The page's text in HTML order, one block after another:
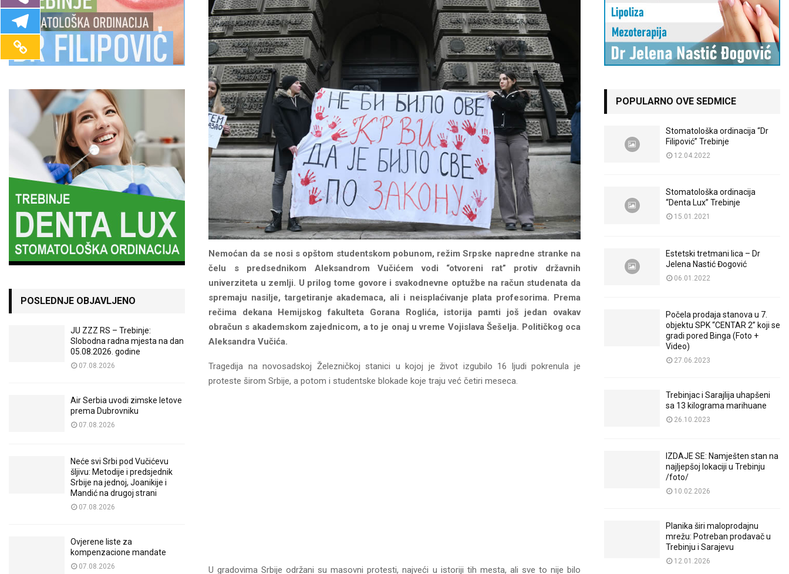
Nemoćan da se nosi s opštom studentskom pobunom, režim Srpske napredne stranke na
čelu s predsednikom Aleksandrom Vučićem vodi “otvoreni rat” protiv državnih
univerziteta u zemlji. U prilog tome govore i svakodnevne optužbe na račun studenata da
spremaju nasilje, targetiranje akademaca, ali i neisplaćivanje plata profesorima. Prema
rečima dekana Hemijskog fakulteta Gorana Roglića, istorija pamti još jedan ovakav
obračun s akademskom zajednicom, a to je onaj u vreme Vojislava Šešelja. Političkog oca
Aleksandra Vučića.
Tragedija na novosadskoj Železničkoj stanici u kojoj je život izgubilo 16 ljudi pokrenula je
proteste širom Srbije, a potom i studentske blokade koje traju već četiri meseca.
U gradovima Srbije održani su masovni protesti, najveći u istoriji tih mesta, ali sve to nije bilo
POSLEDNJE OBJAVLJENO
JU ZZZ RS – Trebinje:
Slobodna radna mjesta na dan
05.08.2026. godine
07.08.2026
Air Serbia uvodi zimske letove
prema Dubrovniku
07.08.2026
Neće svi Srbi pod Vučićevu
šljivu: Metodije i predsjednik
Srbije na jednoj, Joanikije i
Mandić na drugoj strani
07.08.2026
Ovjerene liste za
kompenzacione mandate
07.08.2026
POPULARNO OVE SEDMICE
Stomatološka ordinacija “Dr
Filipović” Trebinje
12.04.2022
Stomatološka ordinacija
“Denta Lux” Trebinje
15.01.2021
Estetski tretmani lica – Dr
Jelena Nastić Đogović
06.01.2022
Počela prodaja stanova u 7.
objektu SPK “CENTAR 2” koji se
gradi pored Binga (Foto +
Video)
27.06.2023
Trebinjac i Sarajlija uhapšeni
sa 13 kilograma marihuane
26.10.2023
IZDAJE SE: Namješten stan na
najljepšoj lokaciji u Trebinju
/foto/
10.02.2026
Planika širi maloprodajnu
mrežu: Potreban prodavač u
Trebinju i Sarajevu
12.01.2026